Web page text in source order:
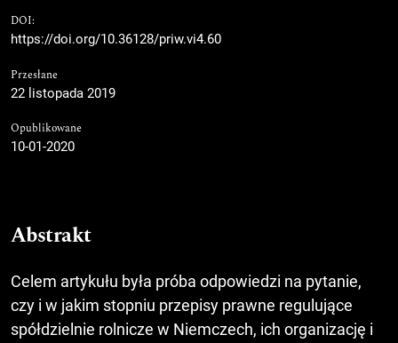
DOI:
https://doi.org/10.36128/priw.vi4.60
Przesłane
22 listopada 2019
Opublikowane
10-01-2020
Abstrakt
Celem artykułu była próba odpowiedzi na pytanie,
czy i w jakim stopniu przepisy prawne regulujące
spółdzielnie rolnicze w Niemczech, ich organizację i